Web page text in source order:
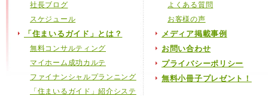
社長ブログ
スケジュール
「住まいるガイド」とは？
無料コンサルティング
マイホーム成功カルテ
ファイナンシャルプランニング
「住まいるガイド」紹介システ
よくある質問
お客様の声
メディア掲載事例
お問い合わせ
プライバシーポリシー
無料小冊子プレゼント！